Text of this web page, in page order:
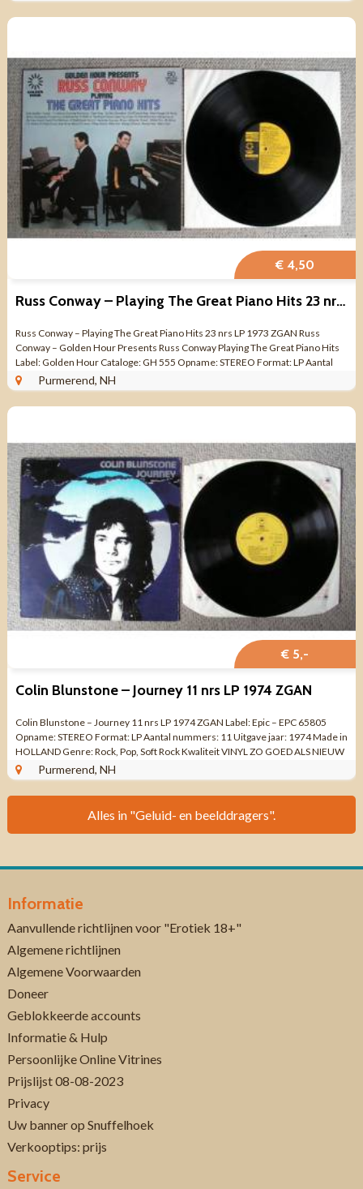
€ 4,50
Russ Conway – Playing The Great Piano Hits 23 nrs LP 1973 ZGAN
Russ Conway – Playing The Great Piano Hits 23 nrs LP 1973 ZGAN Russ
Conway – Golden Hour Presents Russ Conway Playing The Great Piano Hits
Label: Golden Hour Cataloge: GH 555 Opname: STEREO Format: LP Aantal
nrs: 23 ...Purmerend, NH
€ 5,-
Colin Blunstone – Journey 11 nrs LP 1974 ZGAN
Colin Blunstone – Journey 11 nrs LP 1974 ZGAN Label: Epic – EPC 65805
Opname: STEREO Format: LP Aantal nummers: 11 Uitgave jaar: 1974 Made in
HOLLAND Genre: Rock, Pop, Soft Rock Kwaliteit VINYL ZO GOED ALS NIEUW
/ ...
Purmerend, NH
Alles in "Geluid- en beelddragers".
Informatie
Aanvullende richtlijnen voor "Erotiek 18+"
Algemene richtlijnen
Algemene Voorwaarden
Doneer
Geblokkeerde accounts
Informatie & Hulp
Persoonlijke Online Vitrines
Prijslijst 08-08-2023
Privacy
Uw banner op Snuffelhoek
Verkooptips: prijs
Service